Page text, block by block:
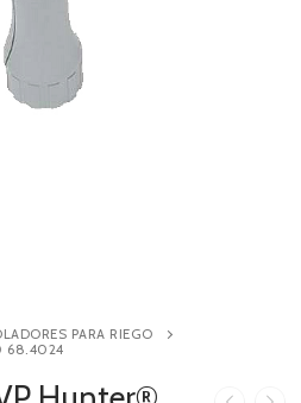
Contacto
PARA RIEGO
68.4024